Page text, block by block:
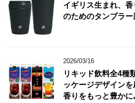
イギリス生まれ、
のためのタンブラー
2026/03/16
リキッド飲料全4種
ッケージデザイン
香りをもっと豊かに